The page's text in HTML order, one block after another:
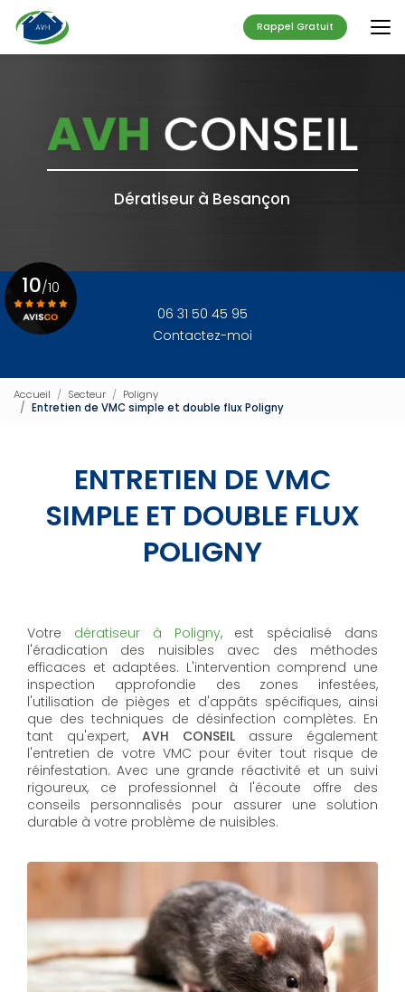
au
contenu
principal
Rappel Gratuit
Dératiseur à Besançon
06 31 50 45 95
Contactez-moi
10/10
Accueil Secteur
Poligny
Entretien de VMC simple et double flux Poligny
ENTRETIEN DE VMC
SIMPLE ET DOUBLE FLUX
POLIGNY
Votre dératiseur à Poligny, est spécialisé dans
l'éradication des nuisibles avec des méthodes
efficaces et adaptées. L'intervention comprend une
inspection approfondie des zones infestées,
l'utilisation de pièges et d'appâts spécifiques, ainsi
que des techniques de désinfection complètes. En
tant qu'expert, AVH CONSEIL assure également
l'entretien de votre VMC pour éviter tout risque de
réinfestation. Avec une grande réactivité et un suivi
rigoureux, ce professionnel à l'écoute offre des
conseils personnalisés pour assurer une solution
durable à votre problème de nuisibles.